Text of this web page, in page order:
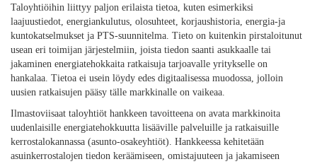
Taloyhtiöihin liittyy paljon erilaista tietoa, kuten esimerkiksi
laajuustiedot, energiankulutus, olosuhteet, korjaushistoria, energia-ja
kuntokatselmukset ja PTS-suunnitelma. Tieto on kuitenkin pirstaloitunut
usean eri toimijan järjestelmiin, joista tiedon saanti asukkaalle tai
jakaminen energiatehokkaita ratkaisuja tarjoavalle yritykselle on
hankalaa. Tietoa ei usein löydy edes digitaalisessa muodossa, jolloin
uusien ratkaisujen pääsy tälle markkinalle on vaikeaa.
Ilmastoviisaat taloyhtiöt hankkeen tavoitteena on avata markkinoita
uudenlaisille energiatehokkuutta lisääville palveluille ja ratkaisuille
kerrostalokannassa (asunto-osakeyhtiöt). Hankkeessa kehitetään
asuinkerrostalojen tiedon keräämiseen, omistajuuteen ja jakamiseen